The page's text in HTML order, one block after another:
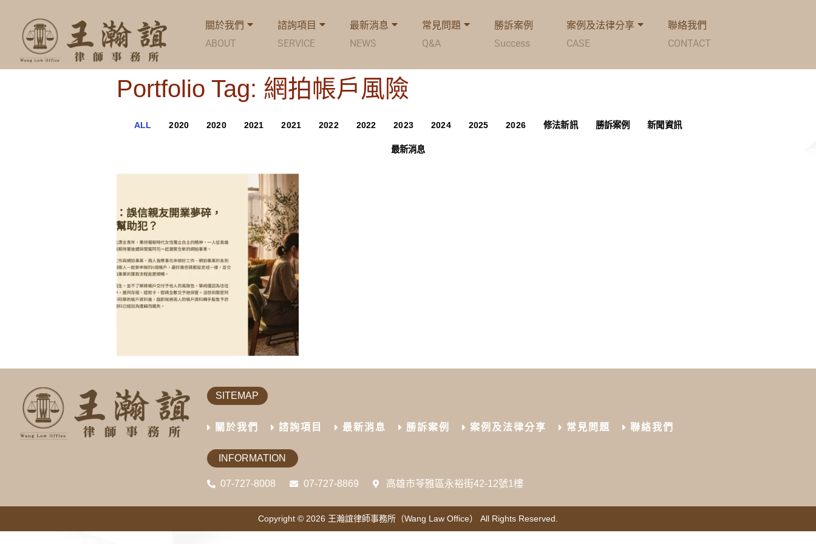
關於我們
ABOUT
諮詢項目
SERVICE
最新消息
NEWS
常見問題
Q&A
勝訴案例
Success
案例及法律分享
CASE
聯絡我們
CONTACT
Portfolio Tag: 網拍帳戶風險
ALL 2020 2020 2021 2021 2022 2022 2023 2024 2025 2026 修法新訊 勝訴案例 新聞資訊
最新消息
SITEMAP
關於我們 諮詢項目 最新消息 勝訴案例 案例及法律分享 常見問題 聯絡我們
INFORMATION
07-727-8008 07-727-8869 高雄市苓雅區永裕街42-12號1樓
Copyright © 2026 王瀚誼律師事務所（Wang Law Office） All Rights Reserved.